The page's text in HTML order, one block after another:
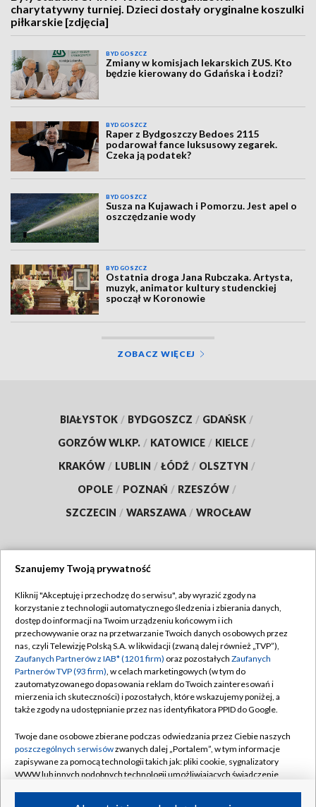
charytatywny turniej. Dzieci dostały oryginalne koszulki
piłkarskie [zdjęcia]
BYDGOSZCZ
Zmiany w komisjach lekarskich ZUS. Kto
będzie kierowany do Gdańska i Łodzi?
BYDGOSZCZ
Raper z Bydgoszczy Bedoes 2115
podarował fance luksusowy zegarek.
Czeka ją podatek?
BYDGOSZCZ
Susza na Kujawach i Pomorzu. Jest apel o
oszczędzanie wody
BYDGOSZCZ
Ostatnia droga Jana Rubczaka. Artysta,
muzyk, animator kultury studenckiej
spoczął w Koronowie
ZOBACZ WIĘCEJ
BIAŁYSTOK / BYDGOSZCZ / GDAŃSK /
GORZÓW WLKP. / KATOWICE / KIELCE /
KRAKÓW / LUBLIN / ŁÓDŹ / OLSZTYN /
OPOLE / POZNAŃ / RZESZÓW /
SZCZECIN / WARSZAWA / WROCŁAW
TVP
Abonament TVP
Emisja w TVP
Centrum informacji TVP
Naziemna Telewizja Cyfrowa
Rada Programowa
System NOS
Informacje o nadawcy
Regulamin TVP
Polityka prywatności
Moje zgody
Pomoc
Kontakt
Kanały
Szanujemy Twoją prywatność
Kliknij "Akceptuję i przechodzę do serwisu", aby wyrazić zgody na
korzystanie z technologii automatycznego śledzenia i zbierania danych,
dostęp do informacji na Twoim urządzeniu końcowym i ich
przechowywanie oraz na przetwarzanie Twoich danych osobowych przez
nas, czyli Telewizję Polską S.A. w likwidacji (zwaną dalej również „TVP”),
Zaufanych Partnerów z IAB* (1201 firm) oraz pozostałych Zaufanych
Partnerów TVP (93 firm), w celach marketingowych (w tym do
zautomatyzowanego dopasowania reklam do Twoich zainteresowań i
mierzenia ich skuteczności) i pozostałych, które wskazujemy poniżej, a
także zgody na udostępnianie przez nas identyfikatora PPID do Google.
Twoje dane osobowe zbierane podczas odwiedzania przez Ciebie naszych
poszczególnych serwisówzwanych dalej „Portalem”, w tym informacje
zapisywane za pomocą technologii takich jak: pliki cookie, sygnalizatory
WWW lub innych podobnych technologii umożliwiających świadczenie